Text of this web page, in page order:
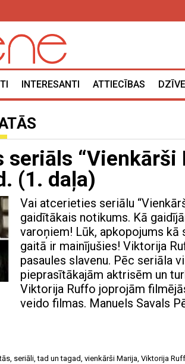
INTERESANTI ATTIECĪBAS
seriāls
(1. daļa)
Vai atcerieties seriālu
gaidītākais notikums. Kā
varoņiem! Lūk, apkopojums kā
gaitā ir mainījušies! Viktorija
pasaules slavenu. Pēc seriāla
pieprasītākajām aktrisēm un
Viktorija Ruffo joprojām
veido filmas. Manuels Savals
, seriāli,tad un tagad, vienkārši Marija, Viktorija